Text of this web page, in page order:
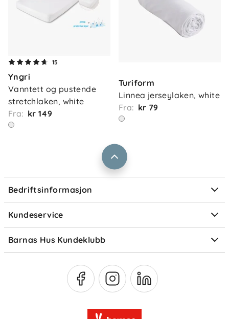
15
Yngri
Vanntett og pustende
stretchlaken, white
Fra: kr 149
Turiform
Linnea jerseylaken, white
Fra: kr 79
Bedriftsinformasjon
Om oss
Våre butikker
Vårt samfunnsansvar
Jobbe i Barnas Hus
Størrelsesguider
Kundeservice
Kontakt oss
Frakt og levering
Retur og reklamasjon
Ofte stilte spørsmål
Om Klarna
Barnas Hus Kundeklubb
Medlemsvilkår